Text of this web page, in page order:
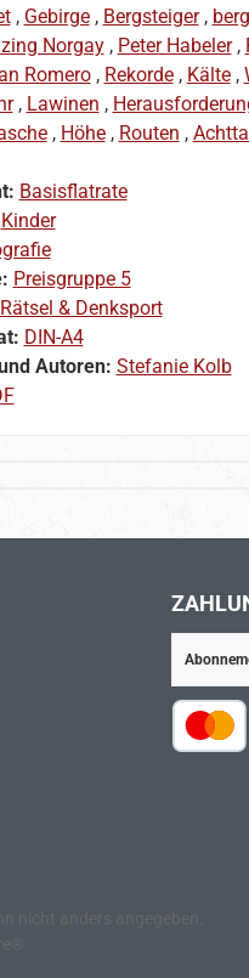
, Gebirge, Bergsteiger,
Norgay, Peter Habeler,
Romero, Rekorde, Kälte,
, Lawinen ,
, Höhe, Routen ,
Basisflatrate
Kinder
Preisgruppe 5
Rätsel & Denksport
DIN-A4
Autoren: Stefanie Kolb
nicht anders angegeben.